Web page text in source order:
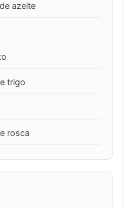
azeite
trigo
rosca